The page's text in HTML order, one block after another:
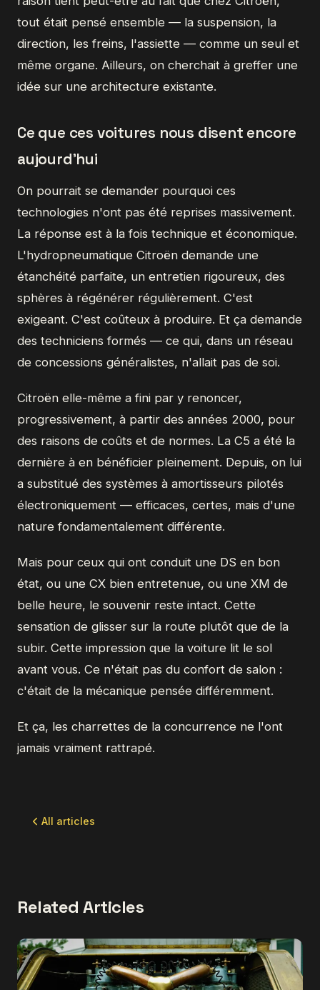
tout était pensé ensemble — la suspension, la
direction, les freins, l'assiette — comme un seul et
même organe. Ailleurs, on cherchait à greffer une
idée sur une architecture existante.
Ce que ces voitures nous disent encore
aujourd'hui
On pourrait se demander pourquoi ces
technologies n'ont pas été reprises massivement.
La réponse est à la fois technique et économique.
L'hydropneumatique Citroën demande une
étanchéité parfaite, un entretien rigoureux, des
sphères à régénérer régulièrement. C'est
exigeant. C'est coûteux à produire. Et ça demande
des techniciens formés — ce qui, dans un réseau
de concessions généralistes, n'allait pas de soi.
Citroën elle-même a fini par y renoncer,
progressivement, à partir des années 2000, pour
des raisons de coûts et de normes. La C5 a été la
dernière à en bénéficier pleinement. Depuis, on lui
a substitué des systèmes à amortisseurs pilotés
électroniquement — efficaces, certes, mais d'une
nature fondamentalement différente.
Mais pour ceux qui ont conduit une DS en bon
état, ou une CX bien entretenue, ou une XM de
belle heure, le souvenir reste intact. Cette
sensation de glisser sur la route plutôt que de la
subir. Cette impression que la voiture lit le sol
avant vous. Ce n'était pas du confort de salon :
c'était de la mécanique pensée différemment.
Et ça, les charrettes de la concurrence ne l'ont
jamais vraiment rattrapé.
All articles
Related Articles